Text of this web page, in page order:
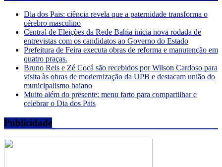
Dia dos Pais: ciência revela que a paternidade transforma o
cérebro masculino
Central de Eleições da Rede Bahia inicia nova rodada de
entrevistas com os candidatos ao Governo do Estado
Prefeitura de Feira executa obras de reforma e manutenção em
quatro praças.
Bruno Reis e Zé Cocá são recebidos por Wilson Cardoso para
visita às obras de modernização da UPB e destacam união do
municipalismo baiano
Muito além do presente: menu farto para compartilhar e
celebrar o Dia dos Pais
Publicidade